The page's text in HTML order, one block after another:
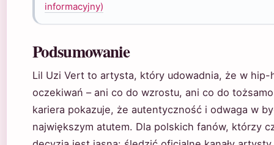
informacyjny)
Podsumowanie
Lil Uzi Vert to artysta, który udowadnia, że w hip-
oczekiwań – ani co do wzrostu, ani co do
kariera pokazuje, że autentyczność i odwaga w
największym atutem. Dla polskich fanów, którzy